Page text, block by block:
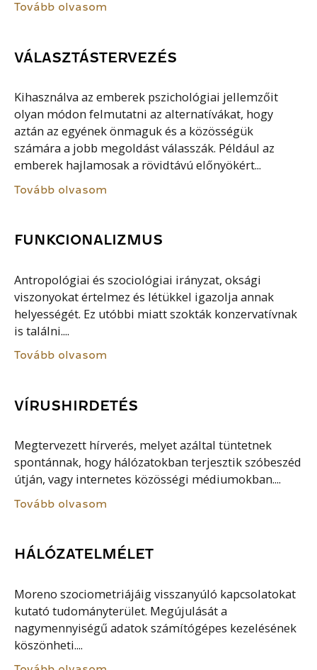
Tovább olvasom
VÁLASZTÁSTERVEZÉS
Kihasználva az emberek pszichológiai jellemzőit
olyan módon felmutatni az alternatívákat, hogy
aztán az egyének önmaguk és a közösségük
számára a jobb megoldást válasszák. Például az
emberek hajlamosak a rövidtávú előnyökért...
Tovább olvasom
FUNKCIONALIZMUS
Antropológiai és szociológiai irányzat, oksági
viszonyokat értelmez és létükkel igazolja annak
helyességét. Ez utóbbi miatt szokták konzervatívnak
is találni....
Tovább olvasom
VÍRUSHIRDETÉS
Megtervezett hírverés, melyet azáltal tüntetnek
spontánnak, hogy hálózatokban terjesztik szóbeszéd
útján, vagy internetes közösségi médiumokban....
Tovább olvasom
HÁLÓZATELMÉLET
Moreno szociometriájáig visszanyúló kapcsolatokat
kutató tudományterület. Megújulását a
nagymennyiségű adatok számítógépes kezelésének
köszönheti....